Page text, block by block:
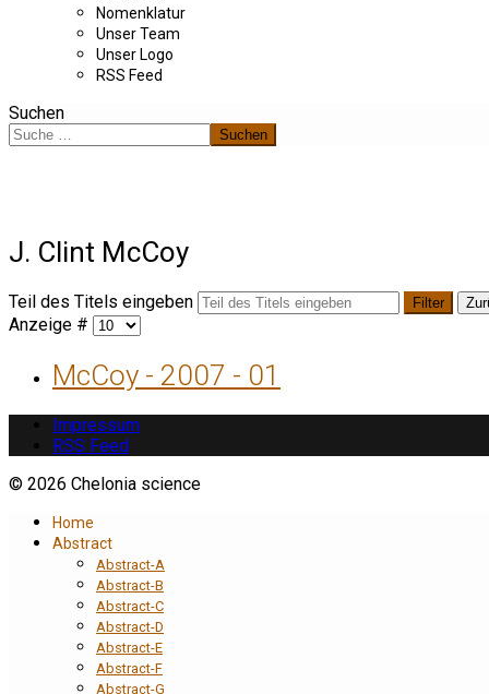
Nomenklatur
Unser Team
Unser Logo
RSS Feed
Suchen
Suchen
J. Clint McCoy
Teil des Titels eingeben Filter
Anzeige #
McCoy - 2007 - 01
Impressum
RSS Feed
© 2026 Chelonia science
Home
Abstract
Abstract-A
Abstract-B
Abstract-C
Abstract-D
Abstract-E
Abstract-F
Abstract-G